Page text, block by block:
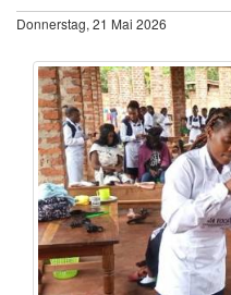
Donnerstag, 21 Mai 2026